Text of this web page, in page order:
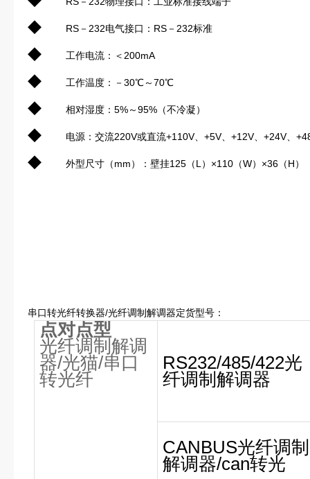
◆ RS－232电气接口：RS－232标准
◆ 工作电流：＜200mA
◆ 工作温度：－30℃～70℃
◆ 相对湿度：5%～95%（不冷凝）
◆ 电源：交流220V或直流+110V、+5V、+12V、+24V、
◆ 外型尺寸（mm）：壁挂125（L）×110（W）×36（H）
串口转光纤转换器/光纤调制解调器定货型号：
点对点型
光纤调制解调
器/光猫/串口
转光纤
RS232/485/422光
纤调制解调器
CANBUS光纤调制
解调器/can转光